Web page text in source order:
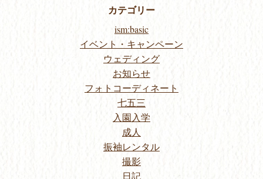
カテゴリー
ism:basic
イベント・キャンペーン
ウェディング
お知らせ
フォトコーディネート
七五三
入園入学
成人
振袖レンタル
撮影
日記